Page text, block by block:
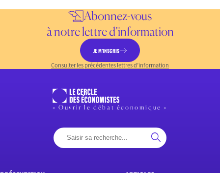
Abonnez-vous
à notre lettre d’information
JE M’INSCRIS
Consulter les précédentes lettres d’information
« Ouvrir le débat économique »